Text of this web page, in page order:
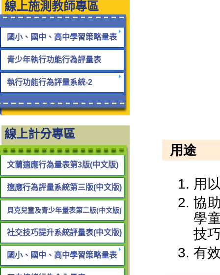
線上施測教師專區
國小、國中、高中學習策略量表
青少年執行功能行為評量表
執行功能行為評量系統-2
線上計分專區
文蘭適應行為量表第3版(中文版)
適應行為評量系統第三版(中文版)
貝克兒童及青少年量表第二版(中文版)
社交技巧提升系統評量表(中文版)
國小、國中、高中學習策略量表